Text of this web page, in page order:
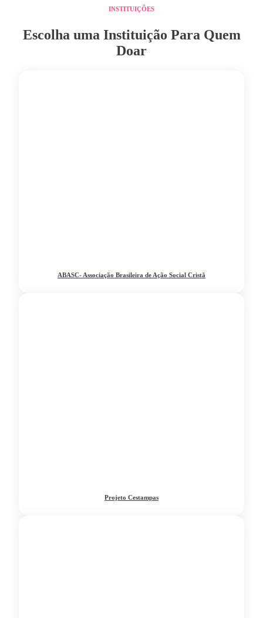
INSTITUIÇÕES
Escolha uma Instituição Para Quem
Doar
ABASC- Associação Brasileira de Ação Social Cristã
Projeto Cestampas